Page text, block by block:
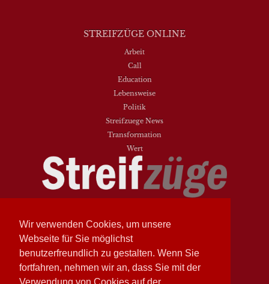
Wir verwenden Cookies, um unsere
Webseite für Sie möglichst
benutzerfreundlich zu gestalten. Wenn Sie
fortfahren, nehmen wir an, dass Sie mit der
STREIFZÜGE ONLINE
Arbeit
Call
Education
Lebensweise
Politik
Streifzuege News
Transformation
Wert
NEUESTE BEITRÄGE